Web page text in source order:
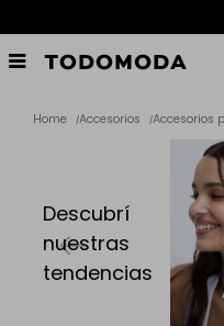

Home Accesorios Accesorios
Descubrí
nuestras
tendencias